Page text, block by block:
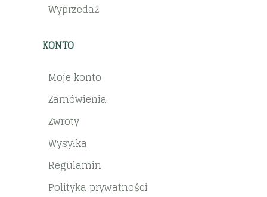
Wyprzedaż
KONTO
Moje konto
Zamówienia
Zwroty
Wysyłka
Regulamin
Polityka prywatności